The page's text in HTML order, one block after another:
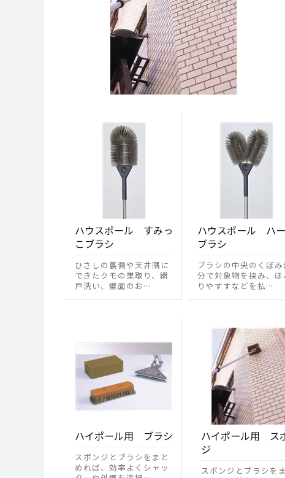
ハウスポール すみっ
こブラシ
ひさしの裏側や天井隅に
できたクモの巣取り、網
戸洗い、壁面のお…
ハウスポール ハ
ブラシ
ブラシの中央のくぼみ
分で対象物を挟み、ほ
りやすすなどを払…
ハイポール用 ブラシ
スポンジとブラシをまと
めれば、効率よくシャッ
ハイポール用 ス
ジ
スポンジとブラシを